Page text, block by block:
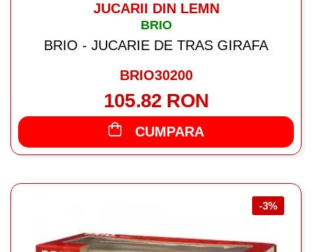
JUCARII DIN LEMN
BRIO
BRIO - JUCARIE DE TRAS GIRAFA
BRIO30200
105.82 RON
CUMPARA
-3%